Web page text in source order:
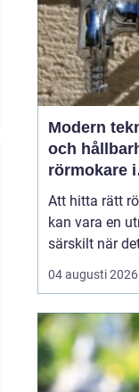
som k...
Modern
och
rörmokare i
Jämtland
Att hitta rätt
kan vara en
särskilt när
välja bland
erbjudanden
Jämtland.
rörmokare är
att s&aum...
04 augusti 2026